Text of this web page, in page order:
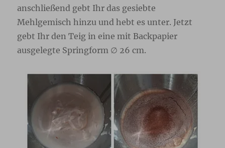
anschließend gebt Ihr das gesiebte
Mehlgemisch hinzu und hebt es unter. Jetzt
gebt Ihr den Teig in eine mit Backpapier
ausgelegte Springform ∅ 26 cm.